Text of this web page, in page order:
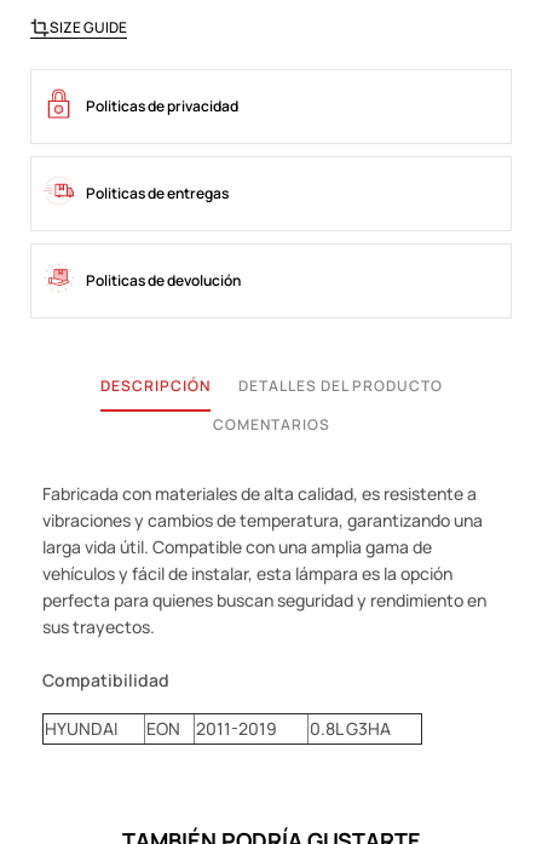
SIZE GUIDE
Politicas de privacidad
Politicas de entregas
Politicas de devolución
DESCRIPCIÓN
DETALLES DEL PRODUCTO
COMENTARIOS
Fabricada con materiales de alta calidad, es resistente a
vibraciones y cambios de temperatura, garantizando una
larga vida útil. Compatible con una amplia gama de
vehículos y fácil de instalar, esta lámpara es la opción
perfecta para quienes buscan seguridad y rendimiento en
sus trayectos.
Compatibilidad
HYUNDAI EON 2011-2019 0.8L G3HA